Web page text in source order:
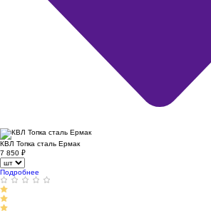
КВЛ Топка сталь Ермак
7 850 ₽
Подробнее